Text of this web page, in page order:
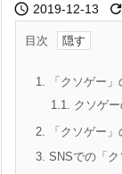
 2019-12-13 
目次
1. 「クソゲー
1.1. クソゲ
2. 「クソゲー
3. SNSでの「